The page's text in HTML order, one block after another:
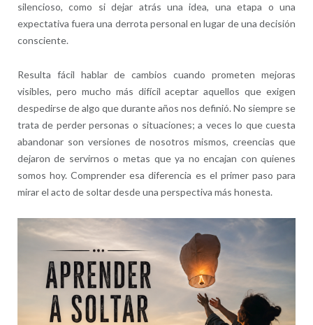
silencioso, como si dejar atrás una idea, una etapa o una
expectativa fuera una derrota personal en lugar de una decisión
consciente.
Resulta fácil hablar de cambios cuando prometen mejoras
visibles, pero mucho más difícil aceptar aquellos que exigen
despedirse de algo que durante años nos definió. No siempre se
trata de perder personas o situaciones; a veces lo que cuesta
abandonar son versiones de nosotros mismos, creencias que
dejaron de servirnos o metas que ya no encajan con quienes
somos hoy. Comprender esa diferencia es el primer paso para
mirar el acto de soltar desde una perspectiva más honesta.